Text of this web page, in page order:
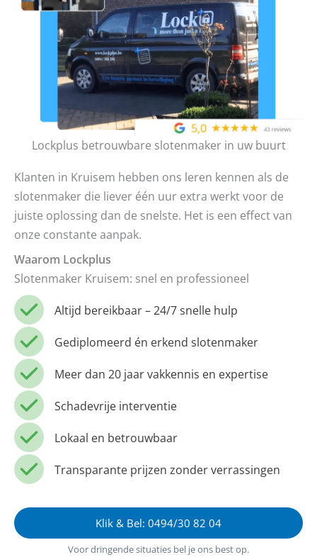
Lockplus betrouwbare slotenmaker in uw buurt
Klanten in Kruisem hebben ons leren kennen als de
slotenmaker die liever één uur extra werkt voor de
juiste oplossing dan de snelste. Het is een effect van
onze constante aanpak.
Waarom Lockplus
Slotenmaker Kruisem: snel en professioneel
Altijd bereikbaar – 24/7 snelle hulp
Gediplomeerd én erkend slotenmaker
Meer dan 20 jaar vakkennis en expertise
Schadevrije interventie
Lokaal en betrouwbaar
Transparante prijzen zonder verrassingen
Klik & Bel: 0494/30 82 04
Voor dringende situaties bel je ons best op.